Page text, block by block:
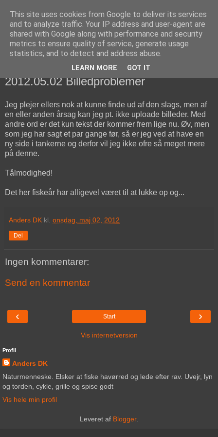
fiskedagbog.dk
Havørredfiskeri, tordenvejr og rav i (en skøn?) tre-enighed
2012.05.02 Billedproblemer
Jeg plejer ellers nok at kunne finde ud af den slags, men af
en eller anden årsag kan jeg pt. ikke uploade billeder. Med
andre ord er det kun tekst der kommer frem lige nu. Øv, men
som jeg har sagt et par gange før, så er jeg ved at have en
ny side i tankerne og derfor vil jeg ikke ofre så meget mere
på denne.
Tålmodighed!
Det her fiskeår har alligevel været til at lukke op og...
Anders DK kl. onsdag, maj 02, 2012
Del
Ingen kommentarer:
Send en kommentar
‹ ›
Start
Vis internetversion
Profil
Anders DK
Naturmenneske. Elsker at fiske havørred og lede efter rav. Uvejr, lyn
og torden, cykle, grille og spise godt
Vis hele min profil
Leveret af Blogger.
This site uses cookies from Google to deliver its services
and to analyze traffic. Your IP address and user-agent are
shared with Google along with performance and security
metrics to ensure quality of service, generate usage
statistics, and to detect and address abuse.
LEARN MORE GOT IT